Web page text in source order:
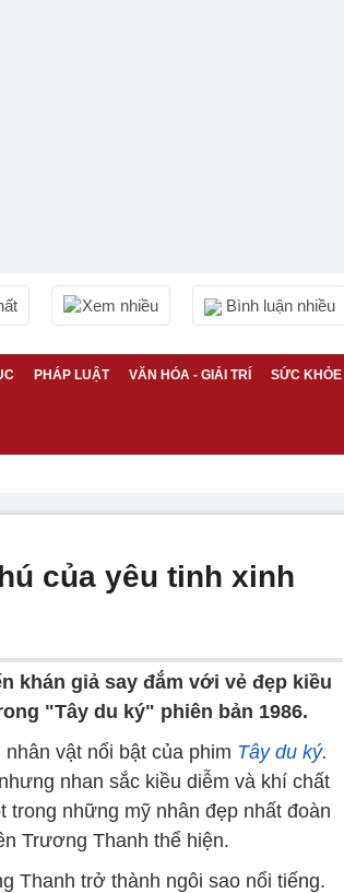
Xem nhiều Bình luận nhiều
PHÁP LUẬT VĂN HÓA - GIẢI TRÍ SỨC KHỎE
của yêu tinh xinh
khán giả say đắm với vẻ đẹp kiều
"Tây du ký" phiên bản 1986.
vật nổi bật của phim Tây du ký.
nhan sắc kiều diễm và khí chất
những mỹ nhân đẹp nhất đoàn
Trương Thanh thể hiện.
Thanh trở thành ngôi sao nổi tiếng.